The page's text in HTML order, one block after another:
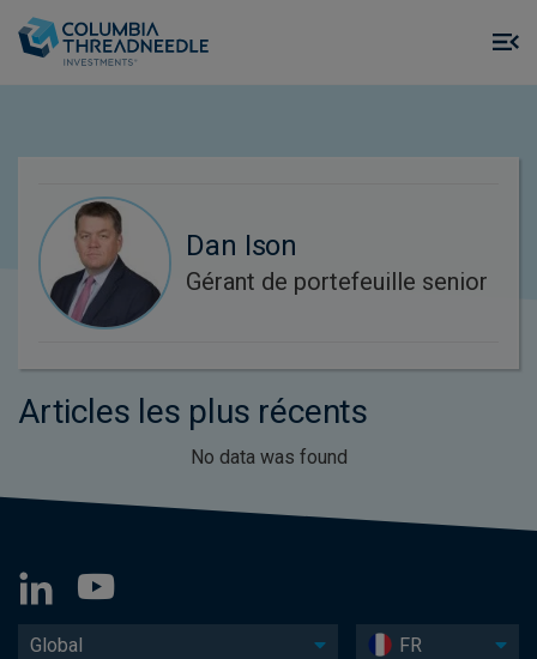
Dan Ison
Gérant de portefeuille senior
Articles les plus récents
No data was found
Global FR